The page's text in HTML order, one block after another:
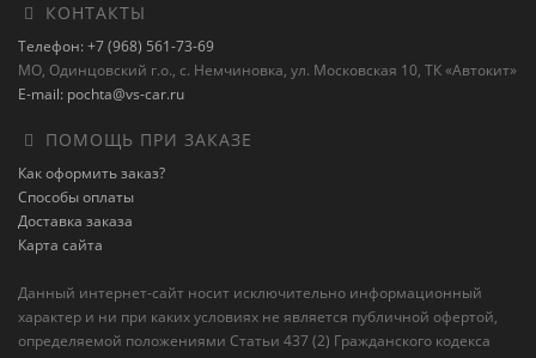
КОНТАКТЫ
Телефон: +7 (968) 561-73-69
МО, Одинцовский г.о., с. Немчиновка, ул. Московская 10, ТК «Автокит»
E-mail: pochta@vs-car.ru
ПОМОЩЬ ПРИ ЗАКАЗЕ
Как оформить заказ?
Способы оплаты
Доставка заказа
Карта сайта
Данный интернет-сайт носит исключительно информационный
характер и ни при каких условиях не является публичной офертой,
определяемой положениями Статьи 437 (2) Гражданского кодекса